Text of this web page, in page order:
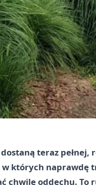
teraz pełnej,
których naprawdę
chwilę oddechu. To